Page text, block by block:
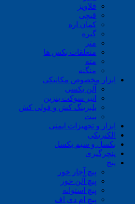
قلاویز
قیچی
کمان اره
گیره
متر
متعلقات بکس ها
مته
منگنه
ابزار مخصوص مکانیکی
آلن بکسی
انبر سوکت بنزین
بلبرینگ کش و فولی کش
بیت
ابزار و تجهیزات ایمنی
الکتریکی
بکسل و سیم بکسل
پنچرگیری
پیچ
پیچ آچار خور
پیچ آلن خور
پیچ استوانه
پیچ ام دی اف